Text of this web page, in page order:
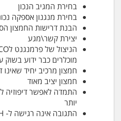
בחירת המגיב הנכון
בחירת מנגנון אספקה
הבנת דרישות החמצון
יצירת קשר\מגע
מוכלרים כבר ידוע בשוק
חמצון מרכיב יחיד
חמצון יציב מאוד
התמדה לאפשר דיפוזיה
יותר
התגובה אינה רגישה ל- pH